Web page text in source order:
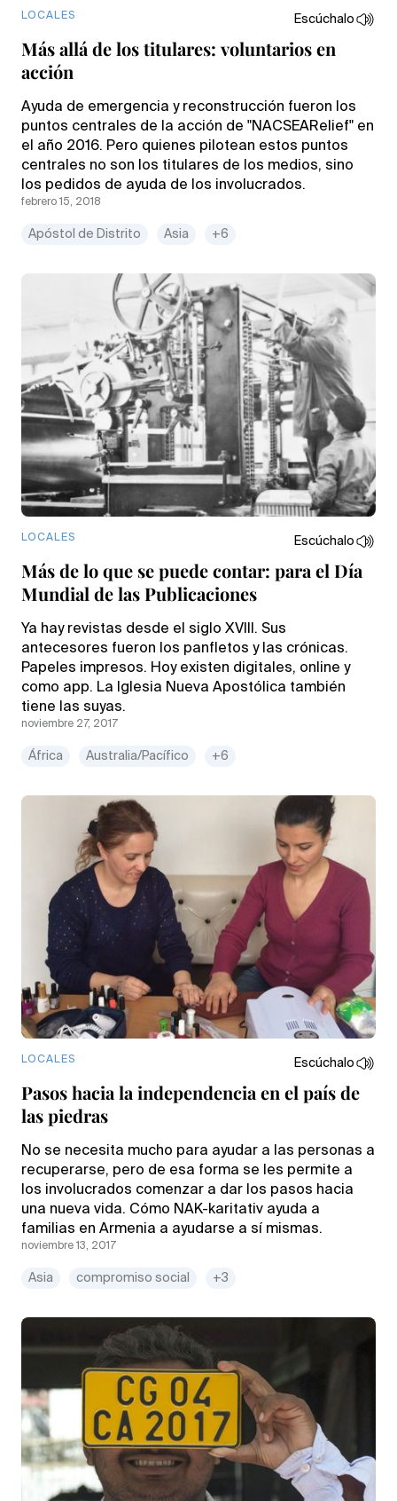
LOCALES Escúchalo
Más allá de los titulares: voluntarios en
acción
Ayuda de emergencia y reconstrucción fueron los
puntos centrales de la acción de "NACSEARelief" en
el año 2016. Pero quienes pilotean estos puntos
centrales no son los titulares de los medios, sino
los pedidos de ayuda de los involucrados.
febrero 15, 2018
Apóstol de Distrito Asia +6
LOCALES Escúchalo
Más de lo que se puede contar: para el Día
Mundial de las Publicaciones
Ya hay revistas desde el siglo XVIII. Sus
antecesores fueron los panfletos y las crónicas.
Papeles impresos. Hoy existen digitales, online y
como app. La Iglesia Nueva Apostólica también
tiene las suyas.
noviembre 27, 2017
África Australia/Pacífico +6
LOCALES Escúchalo
Pasos hacia la independencia en el país de
las piedras
No se necesita mucho para ayudar a las personas a
recuperarse, pero de esa forma se les permite a
los involucrados comenzar a dar los pasos hacia
una nueva vida. Cómo NAK-karitativ ayuda a
familias en Armenia a ayudarse a sí mismas.
noviembre 13, 2017
Asia compromiso social +3